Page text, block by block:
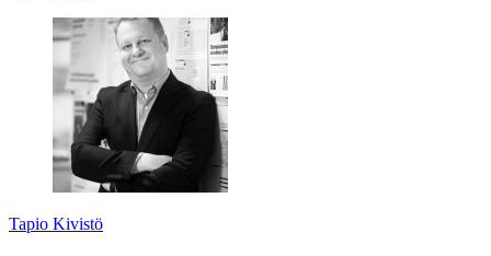
Tapio Kivistö